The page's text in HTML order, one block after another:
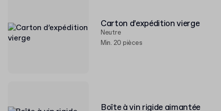
Carton d’expédition vierge
Neutre
Min. 20 pièces
Boîte à vin rigide aimantée